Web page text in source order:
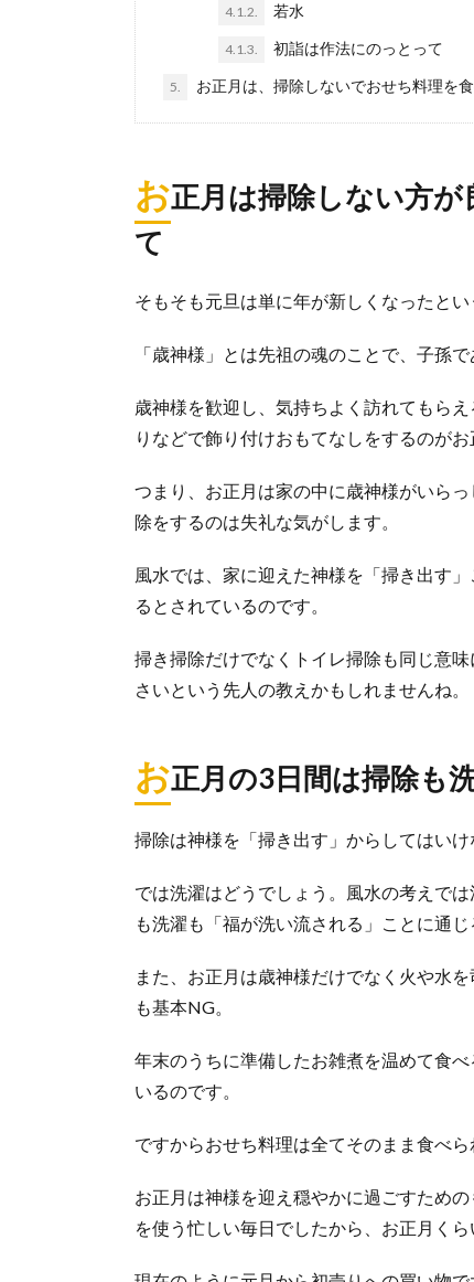
大掃除のス
にも使えま
部屋の
部屋の片付
のではない
年に一度の
守...
外壁掃除
すすめしま
4.1.2. 若水
4.1.3. 初詣は作法にのっとって
5. お正月は、掃除しないでおせち料理を
お正月は掃除しない方
て
そもそも元旦は単に年が新しくなったと
「歳神様」とは先祖の魂のことで、子孫
歳神様を歓迎し、気持ちよく訪れてもら
りなどで飾り付けおもてなしをするのがお
つまり、お正月は家の中に歳神様がいら
除をするのは失礼な気がします。
風水では、家に迎えた神様を「掃き出す
るとされているのです。
掃き掃除だけでなくトイレ掃除も同じ意
さいという先人の教えかもしれませんね。
お正月の3日間は掃除も
掃除は神様を「掃き出す」からしてはいけ
では洗濯はどうでしょう。風水の考えで
も洗濯も「福が洗い流される」ことに通じ
また、お正月は歳神様だけでなく火や水
も基本NG。
年末のうちに準備したお雑煮を温めて食
いるのです。
ですからおせち料理は全てそのまま食べら
お正月は神様を迎え穏やかに過ごすため
を使う忙しい毎日でしたから、お正月く